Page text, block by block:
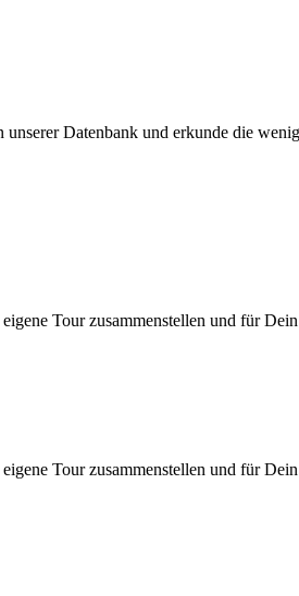
unserer Datenbank und erkunde die
Tour zusammenstellen und für
Tour zusammenstellen und für